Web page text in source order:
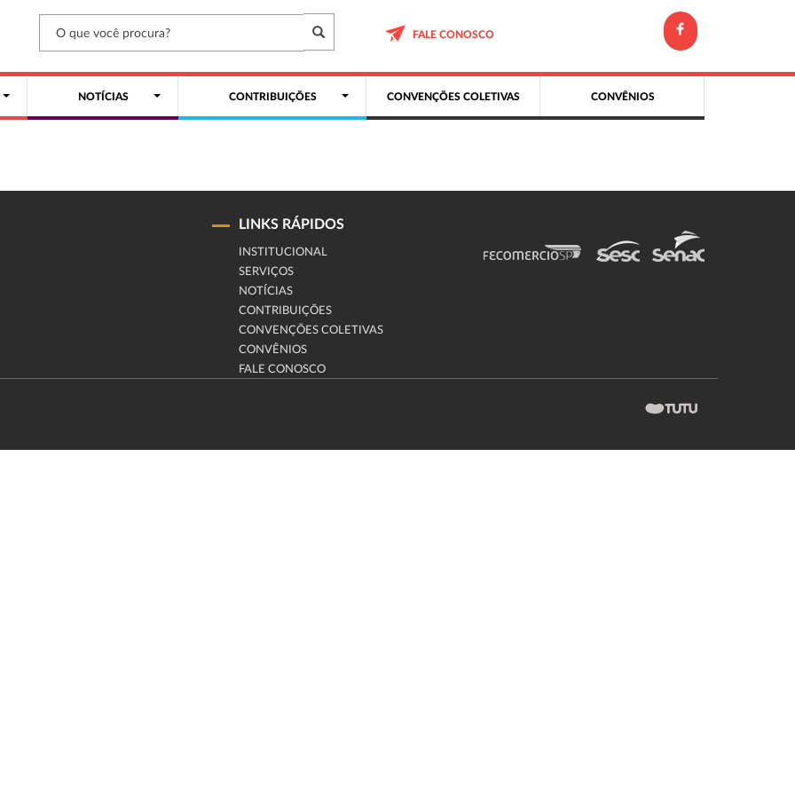
FALE CONOSCO
NOTÍCIAS CONTRIBUIÇÕES CONVENÇÕES COLETIVAS CONVÊNIOS
LINKS RÁPIDOS
INSTITUCIONAL
SERVIÇOS
NOTÍCIAS
CONTRIBUIÇÕES
CONVENÇÕES COLETIVAS
CONVÊNIOS
FALE CONOSCO